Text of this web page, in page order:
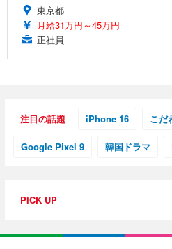
東京都
月給31万円～45万円
正社員
注目の話題 iPhone 16 こだ
Google Pixel 9 韓国ドラマ
PICK UP